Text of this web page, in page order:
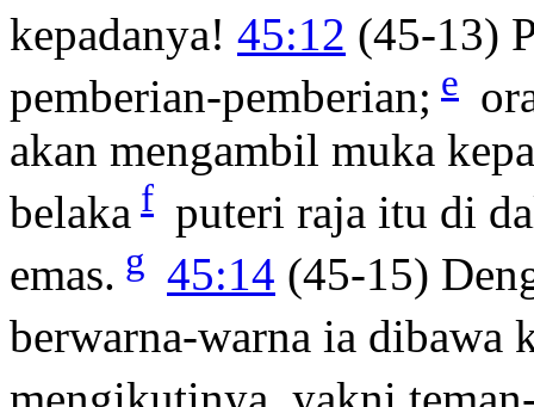
kepadanya! 45:12 (45-13)
pemberian-pemberian; e
akan mengambil muka
belaka f puteri raja itu di
emas. g 45:14 (45-15)
berwarna-warna ia dibawa